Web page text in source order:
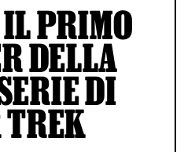
PRIMO
DELLA
DI
TREK